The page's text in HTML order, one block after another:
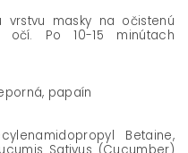
vrstvu masky na očistenú
očí. Po 10-15 minútach
papaín
Betaine,